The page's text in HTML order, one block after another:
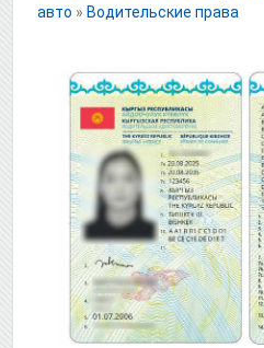
авто » Водительские права